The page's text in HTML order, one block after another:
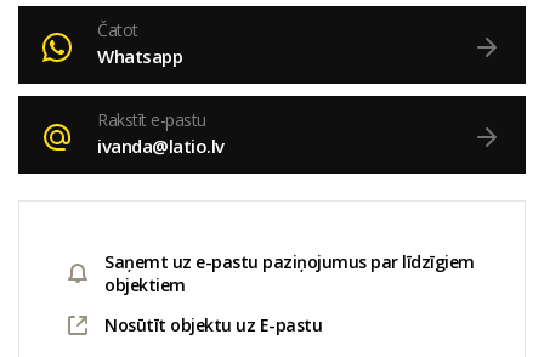
Čatot
Whatsapp
Rakstīt e-pastu
ivanda@latio.lv
Saņemt uz e-pastu paziņojumus par līdzīgiem
objektiem
Nosūtīt objektu uz E-pastu